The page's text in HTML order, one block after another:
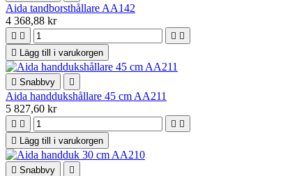
Aida tandborsthållare AA142
4 368,88 kr
   
 Lägg till i varukorgen
 Snabbvy 
Aida handdukshållare 45 cm AA211
5 827,60 kr
   
 Lägg till i varukorgen
 Snabbvy 